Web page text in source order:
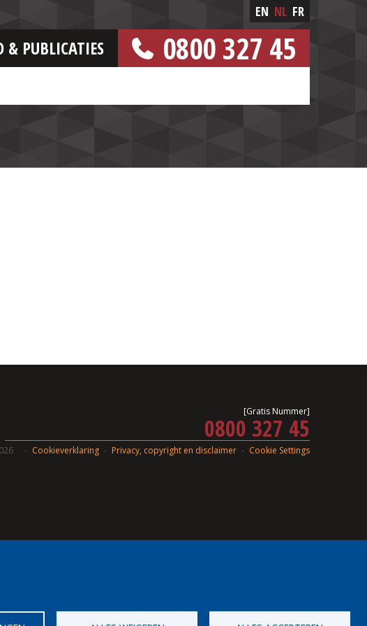
0800 327 45
& PUBLICATIES
EN NL FR
[Gratis Nummer]
0800 327 45
Cookieverklaring Privacy, copyright en disclaimer Cookie Settings